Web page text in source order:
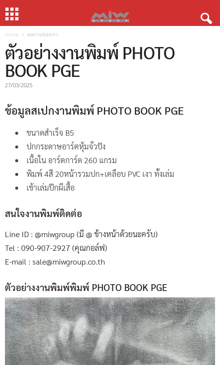
Home ผลงานของเรา
ตัวอย่างงานพิมพ์ PHOTO
BOOK PGE
27/03/2025
ข้อมูลสเปกงานพิมพ์ PHOTO BOOK PGE
ขนาดสำเร็จ B5
ปกกระดาษอาร์ตหุ้มจั่วปัง
เนื้อใน อาร์ตการ์ด 260 แกรม
พิมพ์ 4สี 20หน้ารวมปก+เคลือบ PVC เงา ทั้งเล่ม
เข้าเล่มปีกผีเสื้อ
สนใจงานพิมพ์ติดต่อ
Line ID : @miwgroup (มี @ ข้างหน้าด้วยนะครับ)
Tel : 090-907-2927 (คุณกอล์ฟ)
E-mail : sale@miwgroup.co.th
ตัวอย่างงานพิมพ์พิมพ์ PHOTO BOOK PGE